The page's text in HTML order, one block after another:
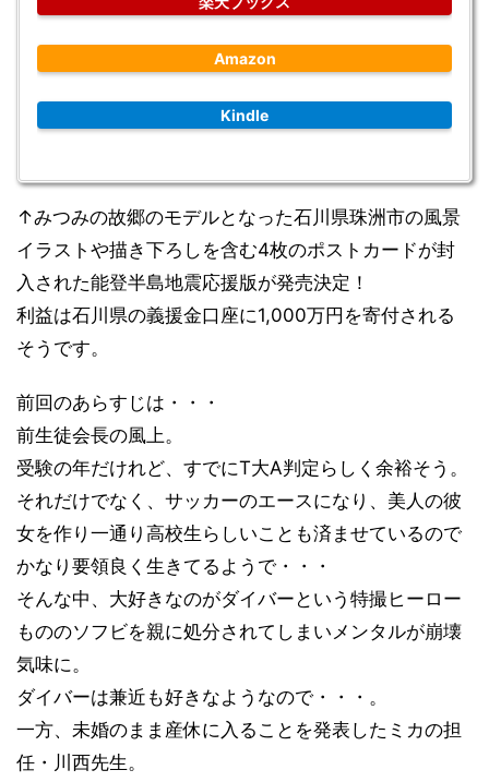
Amazon
Kindle
↑みつみの故郷のモデルとなった石川県珠洲市の風景
イラストや描き下ろしを含む4枚のポストカードが封
入された能登半島地震応援版が発売決定！
利益は石川県の義援金口座に1,000万円を寄付される
そうです。
前回のあらすじは・・・
前生徒会長の風上。
受験の年だけれど、すでにT大A判定らしく余裕そう。
それだけでなく、サッカーのエースになり、美人の彼
女を作り一通り高校生らしいことも済ませているので
かなり要領良く生きてるようで・・・
そんな中、大好きなのがダイバーという特撮ヒーロー
もののソフビを親に処分されてしまいメンタルが崩壊
気味に。
ダイバーは兼近も好きなようなので・・・。
一方、未婚のまま産休に入ることを発表したミカの担
任・川西先生。